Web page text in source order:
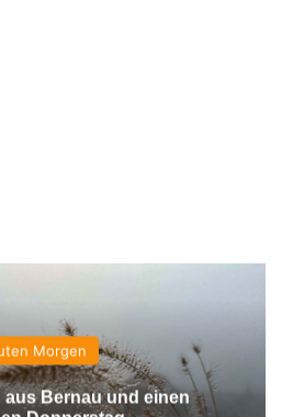
Morgen
aus Bernau und einen